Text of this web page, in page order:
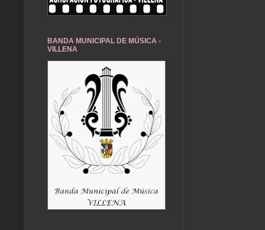
BANDA MUNICIPAL DE MÚSICA -
VILLENA